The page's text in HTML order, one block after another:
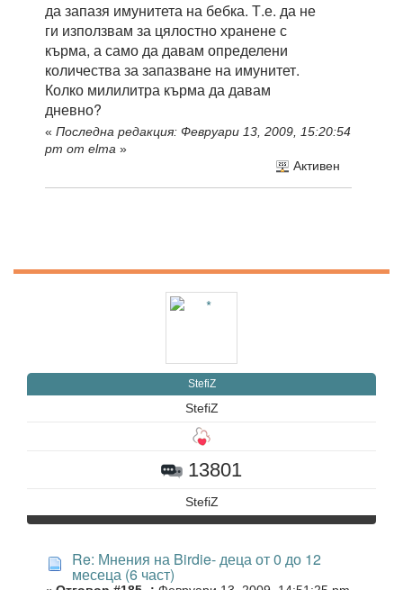
да запазя имунитета на бебка. Т.е. да не
ги използвам за цялостно хранене с
кърма, а само да давам определени
количества за запазване на имунитет.
Колко милилитра кърма да давам
дневно?
« Последна редакция: Февруари 13, 2009, 15:20:54
pm от elma »
Активен
StefiZ
StefiZ
13801
StefiZ
Re: Мнения на Birdie- деца от 0 до 12
месеца (6 част)